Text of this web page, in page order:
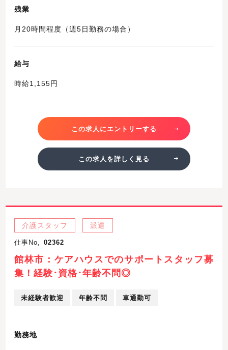
残業
月20時間程度（週5日勤務の場合）
給与
時給1,155円
この求人にエントリーする
この求人を詳しく見る
介護スタッフ 派遣
仕事No, 02362
館林市：ケアハウスでのサポートスタッフ募
集！経験･資格･年齢不問◎
未経験者歓迎 年齢不問 車通勤可
勤務地